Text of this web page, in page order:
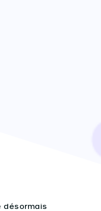
désormais